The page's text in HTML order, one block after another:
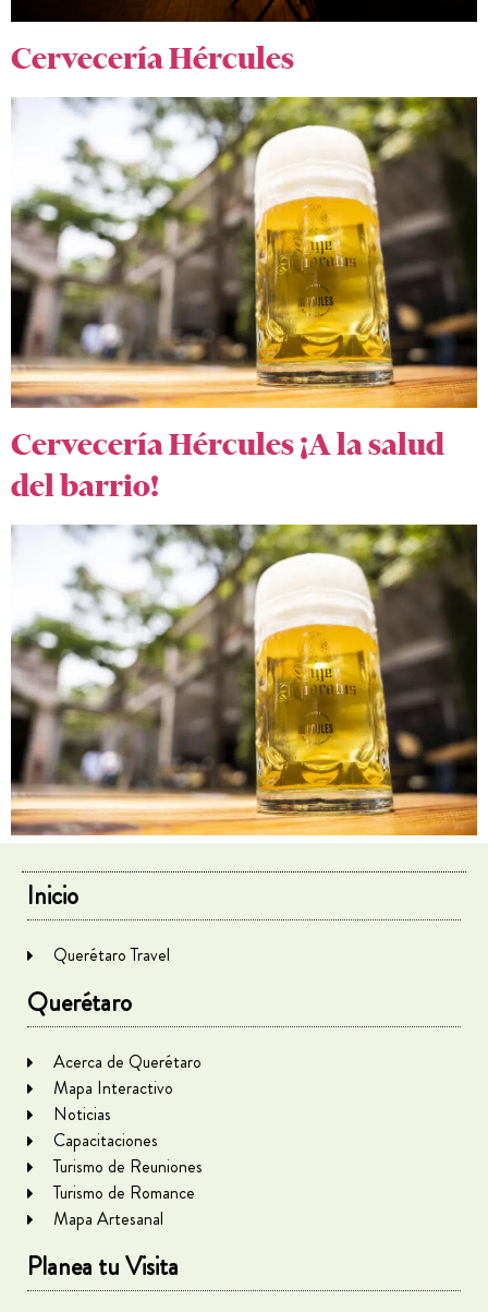
Cervecería Hércules
Cervecería Hércules ¡A la salud
del barrio!
Inicio
Querétaro Travel
Querétaro
Acerca de Querétaro
Mapa Interactivo
Noticias
Capacitaciones
Turismo de Reuniones
Turismo de Romance
Mapa Artesanal
Planea tu Visita